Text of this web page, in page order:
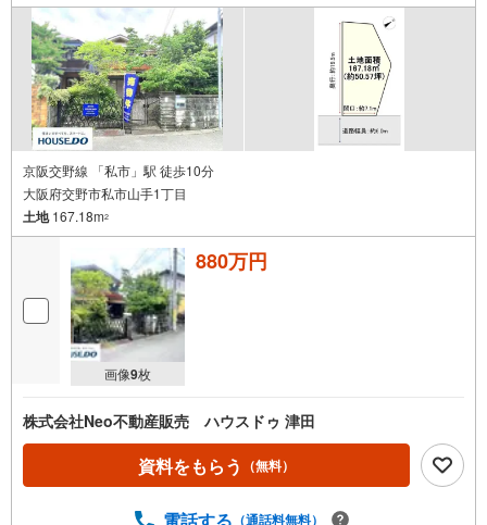
京阪交野線 「私市」駅 徒歩10分
大阪府交野市私市山手1丁目
土地167.18m2
画像9枚
880万円
株式会社Neo不動産販売 ハウスドゥ 津田
資料をもらう （無料）
（通話料無料）